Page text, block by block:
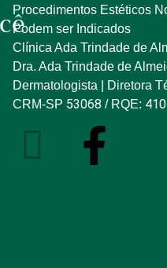
Procedimentos Estéticos
Podem ser Indicados
Clínica Ada Trindade de
Dra. Ada Trindade de
Dermatologista | Diretora
CRM-SP 53068/ RQE: